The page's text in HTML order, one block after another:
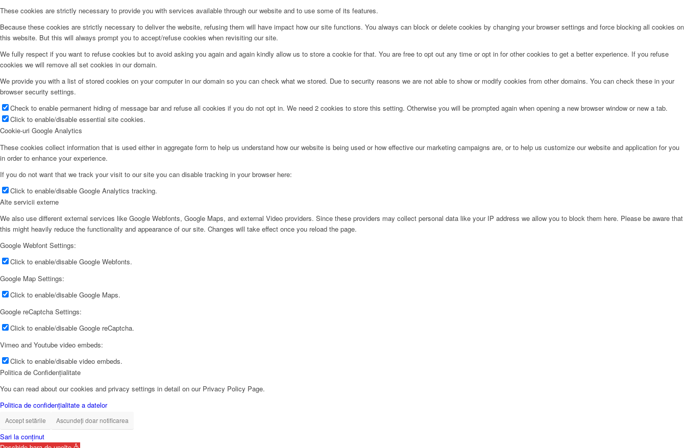
These cookies are strictly necessary to provide you with services available through our website and to use some of its features.
Because these cookies are strictly necessary to deliver the website, refusing them will have impact how our site functions. You always can block or delete cookies by changing your browser settings and force blocking all cookies on
this website. But this will always prompt you to accept/refuse cookies when revisiting our site.
We fully respect if you want to refuse cookies but to avoid asking you again and again kindly allow us to store a cookie for that. You are free to opt out any time or opt in for other cookies to get a better experience. If you refuse
cookies we will remove all set cookies in our domain.
We provide you with a list of stored cookies on your computer in our domain so you can check what we stored. Due to security reasons we are not able to show or modify cookies from other domains. You can check these in your
browser security settings.
Check to enable permanent hiding of message bar and refuse all cookies if you do not opt in. We need 2 cookies to store this setting. Otherwise you will be prompted again when opening a new browser window or new a tab.
Click to enable/disable essential site cookies.
Cookie-uri Google Analytics
These cookies collect information that is used either in aggregate form to help us understand how our website is being used or how effective our marketing campaigns are, or to help us customize our website and application for you
in order to enhance your experience.
If you do not want that we track your visit to our site you can disable tracking in your browser here:
Click to enable/disable Google Analytics tracking.
Alte servicii externe
We also use different external services like Google Webfonts, Google Maps, and external Video providers. Since these providers may collect personal data like your IP address we allow you to block them here. Please be aware that
this might heavily reduce the functionality and appearance of our site. Changes will take effect once you reload the page.
Google Webfont Settings:
Click to enable/disable Google Webfonts.
Google Map Settings:
Click to enable/disable Google Maps.
Google reCaptcha Settings:
Click to enable/disable Google reCaptcha.
Vimeo and Youtube video embeds:
Click to enable/disable video embeds.
Politica de Confidențialitate
You can read about our cookies and privacy settings in detail on our Privacy Policy Page.
Politica de confidențialitate a datelor
Accept setările Ascundeți doar notificarea
Sari la conținut